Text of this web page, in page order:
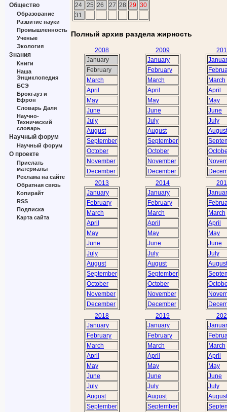
Общество
Образование
Развитие науки
Промышленность
Ученые
Экология
Знания
Книги
Наша
Энциклопедия
БСЭ
Брокгауз и
Ефрон
Словарь Даля
Научно-
Технический
словарь
Научный форум
Научный форум
О проекте
Прислать
материалы
Реклама на сайте
Обратная связь
Копирайт
RSS
Подписка
Карта сайта
24
25 26 27 28 29 30
31
Полный архив раздела жирность
2008
January
February
March
April
May
June
July
August
September
October
November
December
2009
January
February
March
April
May
June
July
August
September
October
November
December
March
April
May
June
July
August
2013
January
February
March
April
May
June
July
August
September
October
November
December
2014
January
February
March
April
May
June
July
August
September
October
November
December
March
April
May
June
July
August
2018
January
February
March
April
May
June
July
August
September
2019
January
February
March
April
May
June
July
August
September
March
April
May
June
July
August